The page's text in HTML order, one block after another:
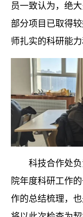
员一致认为，绝
部分项目已取得
师扎实的科研能
科技合作处
院年度科研工作
作的总结梳理，